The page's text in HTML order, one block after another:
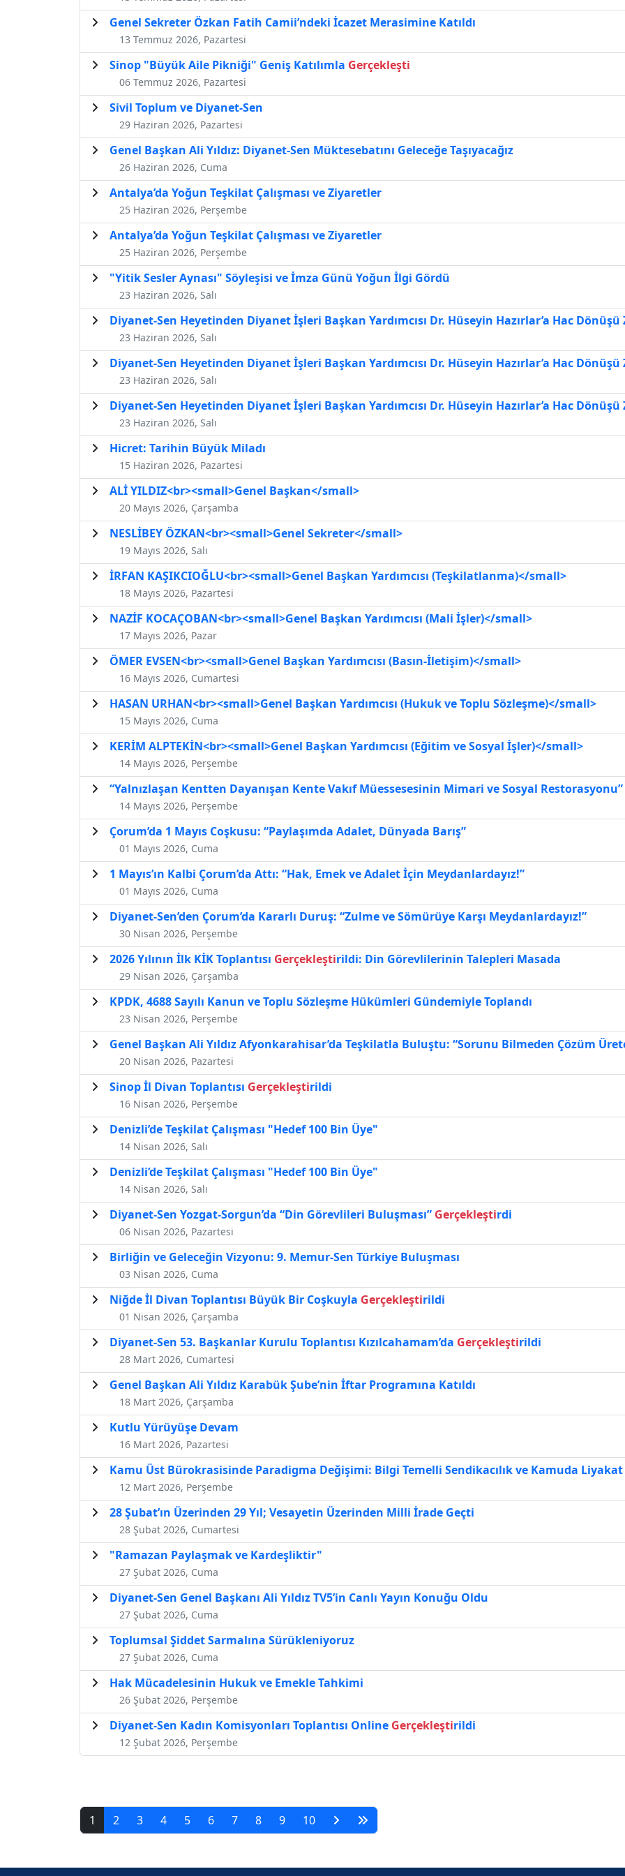
Genel Sekreter Özkan Fatih Camii’ndeki İcazet Merasimine Katıldı
13 Temmuz 2026, Pazartesi
Sinop "Büyük Aile Pikniği" Geniş Katılımla Gerçekleşti
06 Temmuz 2026, Pazartesi
Sivil Toplum ve Diyanet-Sen
29 Haziran 2026, Pazartesi
Genel Başkan Ali Yıldız: Diyanet-Sen Müktesebatını Geleceğe Taşıyacağız
26 Haziran 2026, Cuma
Antalya’da Yoğun Teşkilat Çalışması ve Ziyaretler
25 Haziran 2026, Perşembe
Antalya’da Yoğun Teşkilat Çalışması ve Ziyaretler
25 Haziran 2026, Perşembe
"Yitik Sesler Aynası" Söyleşisi ve İmza Günü Yoğun İlgi Gördü
23 Haziran 2026, Salı
Diyanet-Sen Heyetinden Diyanet İşleri Başkan Yardımcısı Dr. Hüseyin Hazırlar’a Hac
23 Haziran 2026, Salı
Diyanet-Sen Heyetinden Diyanet İşleri Başkan Yardımcısı Dr. Hüseyin Hazırlar’a Hac
23 Haziran 2026, Salı
Diyanet-Sen Heyetinden Diyanet İşleri Başkan Yardımcısı Dr. Hüseyin Hazırlar’a Hac
23 Haziran 2026, Salı
Hicret: Tarihin Büyük Miladı
15 Haziran 2026, Pazartesi
ALİ YILDIZ<br><small>Genel Başkan</small>
20 Mayıs 2026, Çarşamba
NESLİBEY ÖZKAN<br><small>Genel Sekreter</small>
19 Mayıs 2026, Salı
İRFAN KAŞIKCIOĞLU<br><small>Genel Başkan Yardımcısı (Teşkilatlanma)</small>
18 Mayıs 2026, Pazartesi
NAZİF KOCAÇOBAN<br><small>Genel Başkan Yardımcısı (Mali İşler)</small>
17 Mayıs 2026, Pazar
ÖMER EVSEN<br><small>Genel Başkan Yardımcısı (Basın-İletişim)</small>
16 Mayıs 2026, Cumartesi
HASAN URHAN<br><small>Genel Başkan Yardımcısı (Hukuk ve Toplu Sözleşme)</small>
15 Mayıs 2026, Cuma
KERİM ALPTEKİN<br><small>Genel Başkan Yardımcısı (Eğitim ve Sosyal İşler)</small>
14 Mayıs 2026, Perşembe
“Yalnızlaşan Kentten Dayanışan Kente Vakıf Müessesesinin Mimari ve Sosyal
14 Mayıs 2026, Perşembe
Çorum’da 1 Mayıs Coşkusu: “Paylaşımda Adalet, Dünyada Barış”
01 Mayıs 2026, Cuma
1 Mayıs’ın Kalbi Çorum’da Attı: “Hak, Emek ve Adalet İçin Meydanlardayız!”
01 Mayıs 2026, Cuma
Diyanet-Sen’den Çorum’da Kararlı Duruş: “Zulme ve Sömürüye Karşı Meydanlardayız!”
30 Nisan 2026, Perşembe
2026 Yılının İlk KİK Toplantısı Gerçekleştirildi: Din Görevlilerinin Talepleri Masada
29 Nisan 2026, Çarşamba
KPDK, 4688 Sayılı Kanun ve Toplu Sözleşme Hükümleri Gündemiyle Toplandı
23 Nisan 2026, Perşembe
Genel Başkan Ali Yıldız Afyonkarahisar’da Teşkilatla Buluştu: “Sorunu Bilmeden Çözüm
20 Nisan 2026, Pazartesi
Sinop İl Divan Toplantısı Gerçekleştirildi
16 Nisan 2026, Perşembe
Denizli’de Teşkilat Çalışması "Hedef 100 Bin Üye"
14 Nisan 2026, Salı
Denizli’de Teşkilat Çalışması "Hedef 100 Bin Üye"
14 Nisan 2026, Salı
Diyanet-Sen Yozgat-Sorgun’da “Din Görevlileri Buluşması” Gerçekleştirdi
06 Nisan 2026, Pazartesi
Birliğin ve Geleceğin Vizyonu: 9. Memur-Sen Türkiye Buluşması
03 Nisan 2026, Cuma
Niğde İl Divan Toplantısı Büyük Bir Coşkuyla Gerçekleştirildi
01 Nisan 2026, Çarşamba
Diyanet-Sen 53. Başkanlar Kurulu Toplantısı Kızılcahamam’da Gerçekleştirildi
28 Mart 2026, Cumartesi
Genel Başkan Ali Yıldız Karabük Şube’nin İftar Programına Katıldı
18 Mart 2026, Çarşamba
Kutlu Yürüyüşe Devam
16 Mart 2026, Pazartesi
Kamu Üst Bürokrasisinde Paradigma Değişimi: Bilgi Temelli Sendikacılık ve Kamuda
12 Mart 2026, Perşembe
28 Şubat’ın Üzerinden 29 Yıl; Vesayetin Üzerinden Milli İrade Geçti
28 Şubat 2026, Cumartesi
"Ramazan Paylaşmak ve Kardeşliktir"
27 Şubat 2026, Cuma
Diyanet-Sen Genel Başkanı Ali Yıldız TV5’in Canlı Yayın Konuğu Oldu
27 Şubat 2026, Cuma
Toplumsal Şiddet Sarmalına Sürükleniyoruz
27 Şubat 2026, Cuma
Hak Mücadelesinin Hukuk ve Emekle Tahkimi
26 Şubat 2026, Perşembe
Diyanet-Sen Kadın Komisyonları Toplantısı Online Gerçekleştirildi
12 Şubat 2026, Perşembe
1 2 3 4 5 6 7 8 9 10